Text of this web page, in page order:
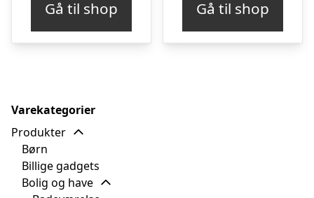
Gå til shop Gå til shop
Varekategorier
Produkter
Børn
Billige gadgets
Bolig og have